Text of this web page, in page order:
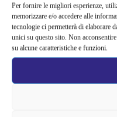
Per fornire le migliori esperienze,
memorizzare e/o accedere alle
tecnologie ci permetterà di elaborare
unici su questo sito. Non
su alcune caratteristiche e funzioni.
INFO:
MILANO QUIDDITCH
Sabato 6 maggio, dalle
PARCO DEL TRENNO